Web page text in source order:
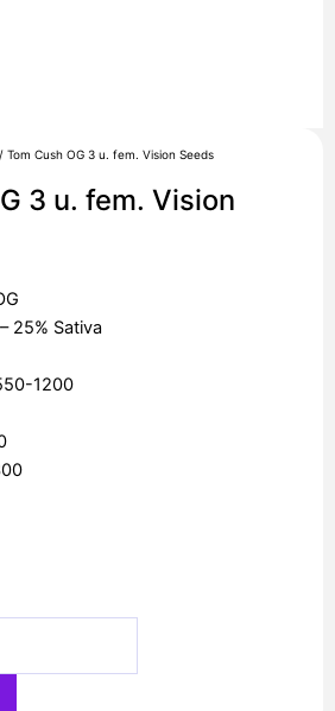
/ Tom Cush OG 3 u. fem. Vision Seeds
3 u. fem. Vision
25% Sativa
1200